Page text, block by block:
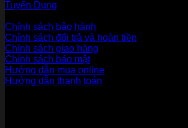
Tuyển Dụng
Chính sách bảo hành
Chính sách đổi trả và hoàn tiền
Chính sách giao hàng
Chính sách bảo mật
Hướng dẫn mua online
Hướng dẫn thanh toán